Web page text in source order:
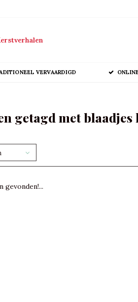
VERVAARDIGD
getagd met
gevonden!...